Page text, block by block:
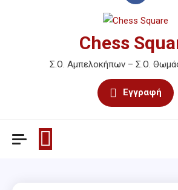
Chess
Σ.Ο. Αμπελοκήπων – Σ.Ο.
Εγγραφή